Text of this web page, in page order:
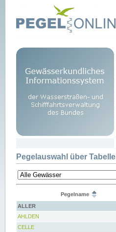
Pegelauswahl über Tabelle
Pegelname
ALLER
AHLDEN
CELLE